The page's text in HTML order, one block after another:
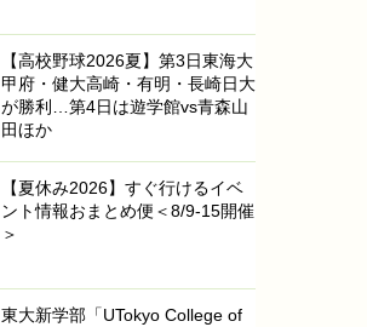
【高校野球2026夏】第3日東海大
甲府・健大高崎・有明・長崎日大
が勝利…第4日は遊学館vs青森山
田ほか
【夏休み2026】すぐ行けるイベ
ント情報おまとめ便＜8/9-15開催
＞
東大新学部「UTokyo College of